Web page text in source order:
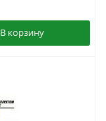
В корзину